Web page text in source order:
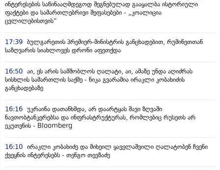
ინტერესების საწინააღმდეგოდ შეგნებულად გააყალბა ისტორიული
ფაქტები და სამართლებრივი შეფასებები - „კოალიცია
ცვლილებისთვის“
17:39 ბულგარეთის პრემიერ-მინისტრის განცხადებით, რუმინეთთან
საზღვარის სიახლოვეს დრონი აფეთქდა
16:50 აი, ეს არის სამშობლოს ღალატი, აი, ამაზე უნდა აღიძრას
სისხლის სამართლის საქმე - ნიკა გვარამია ირაკლი კობახიძის
განცხადებაზე
16:16 უკრაინა დათანხმდა, არ დაარტყას შავი ზღვაში
ნავთობტანკერებსა და ინფრასტრუქტურას, რომლებიც რუსეთს არ
ეკუთვნის - Bloomberg
16:10 ირაკლი კობახიძე და მიხეილ ყაველაშვილი ღალატობენ ჩვენი
ქვეყნის ინტერესებს - თენგო თევზაძე